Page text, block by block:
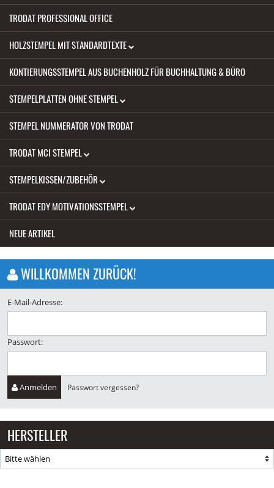
TRODAT PROFESSIONAL OFFICE
HOLZSTEMPEL MIT STANDARDTEXTE
KONTIERUNGSSTEMPEL AUS BUCHENHOLZ FÜR BUCHHALTUNG & BÜRO
STEMPELPLATTEN OHNE STEMPEL
STEMPEL NUMMERATOR VON TRODAT
TRODAT MCI STEMPEL
STEMPELKISSEN/ZUBEHÖR
TRODAT EDY MOTIVATIONSSTEMPEL
NEUE ARTIKEL
WILLKOMMEN ZURÜCK!
E-Mail-Adresse:
Passwort:
Anmelden Passwort vergessen?
HERSTELLER